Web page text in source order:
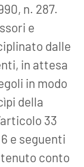
n. 287.
e
dalle
in attesa
in modo
della
33
e seguenti
tenuto conto